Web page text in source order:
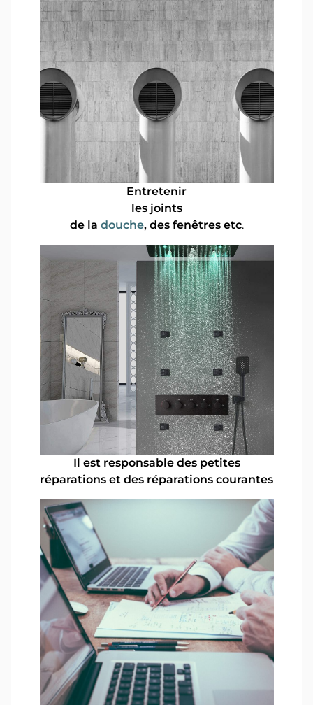
Entretenir
les joints
de la douche, des fenêtres etc.
Il est responsable des petites
réparations et des réparations courantes